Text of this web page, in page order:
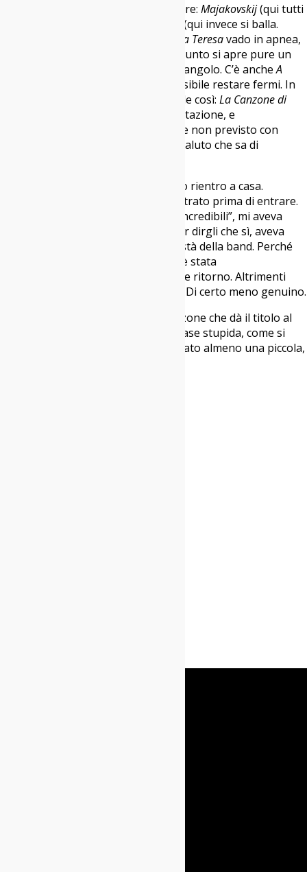
La scaletta è ricca, che ve lo dico a fare: Majakovskij(qui tutti
(qui invece si balla.
Compagna Teresavado in apnea,
mi rifugio in un angolo. A un certo punto si apre pure un
circle pit. Non ce la faccio, resto nell’angolo. C’è ancheA
, questa volta è impossibile restare fermi. In
mezzo ci sono le ballate, chiamiamole così: La Canzone di
, struggente anche nella presentazione, e
. Finale non previsto con
e poi un caloroso saluto che sa di
Ecco, sono ancora all’uscita, fra poco rientro a casa.
Ripenso alla frase di un amico incontrato prima di entrare.
“In questo tour li ho già visti, sono incredibili”, mi aveva
detto. Vorrei incrociarlo di nuovo per dirgli che sì, aveva
ragione. E il merito va anche all’onestà della band. Perché
quella de Il Teatro degli Orrori non è stata
un’autocelebrazione, ma un semplice ritorno. Altrimenti
avrebbe fatto tutto un altro effetto. Di certo meno genuino.
Allora diciamolo, dopotutto è la canzone che dà il titolo al
tour: “Mai dire mai”. Sarà pure un frase stupida, come si
dice. Ma questa sera abbiamo ritrovato almeno una piccola,